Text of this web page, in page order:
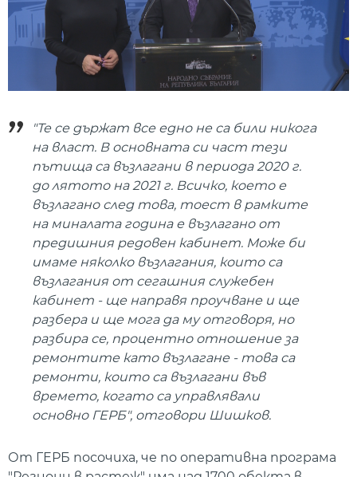
"Те се държат все едно не са били никога
на власт. В основната си част тези
пътища са възлагани в периода 2020 г.
до лятото на 2021 г. Всичко, което е
възлагано след това, тоест в рамките
на миналата година е възлагано от
предишния редовен кабинет. Може би
имаме няколко възлагания, които са
възлагания от сегашния служебен
кабинет - ще направя проучване и ще
разбера и ще мога да му отговоря, но
разбира се, процентно отношение за
ремонтите като възлагане - това са
ремонти, които са възлагани във
времето, когато са управлявали
основно ГЕРБ", отговори Шишков.
От ГЕРБ посочиха, че по оперативна програма